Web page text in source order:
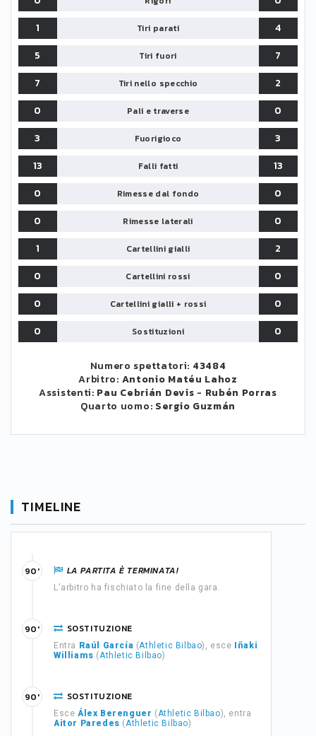
1
Tiri parati
4
5
Tiri fuori
7
7
Tiri nello specchio
2
0
Pali e traverse
0
3
Fuorigioco
3
13
Falli fatti
13
0
Rimesse dal fondo
0
0
Rimesse laterali
0
1
Cartellini gialli
2
0
Cartellini rossi
0
0
Cartellini gialli + rossi
0
0
Sostituzioni 0
Numero spettatori: 43484
Arbitro: Antonio Matéu Lahoz
Assistenti: Pau Cebrián Devis - Rubén Porras
Quarto uomo: Sergio Guzmán
TIMELINE
LA PARTITA È TERMINATA!
L'arbitro ha fischiato la fine della gara.
90'
SOSTITUZIONE
Entra Raúl García (Athletic Bilbao), esce
Iñaki
Williams (Athletic Bilbao)
90'
SOSTITUZIONE
Esce Álex Berenguer (Athletic Bilbao), entra
Aitor Paredes (Athletic Bilbao)
90'